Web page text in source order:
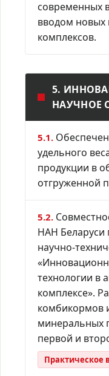
современных
вводом
комплексов.
5.
НАУЧНОЕ
5.1.
удельного
продукции в
отгруженной
5.2.
НАН Беларуси
научно-
технологии в
комплексе».
комбикормов
минеральных
первой и
Практическое